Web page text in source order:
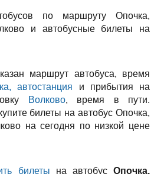
по маршруту Опочка,
и автобусные билеты на
маршрут автобуса, время
автостанция и прибытия на
Волково, время в пути.
билеты на автобус Опочка,
на сегодня по низкой цене
билеты на автобусОпочка,